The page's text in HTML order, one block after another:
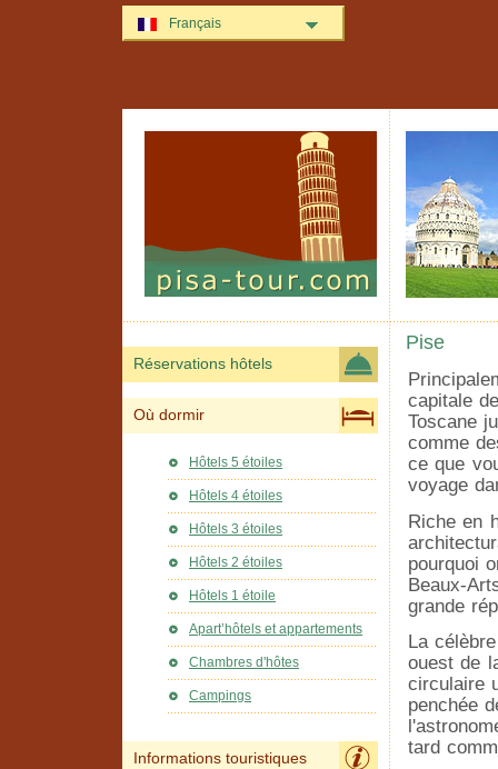
Pise
capitale
Toscane
comme
ce que
voyage
Riche en
pourquoi
Beaux-
grande
La
ouest de
circulaire
penchée
tard
Réservations hôtels
Où dormir
Hôtels 5 étoiles
Hôtels 4 étoiles
Hôtels 3 étoiles
Hôtels 2 étoiles
Hôtels 1 étoile
Apart’hôtels et appartements
Chambres d'hôtes
Campings
Informations touristiques
Français